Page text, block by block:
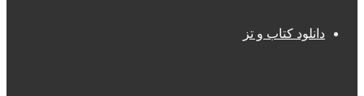
دانلود کتاب و تز